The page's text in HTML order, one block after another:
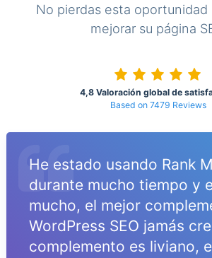
No pierdas esta oportunidad
mejorar su página
4,8 Valoración global de
Based on 7479 Reviews
He estado usando Rank
durante mucho tiempo y
mucho, el mejor
WordPress SEO jamás
complemento es liviano,